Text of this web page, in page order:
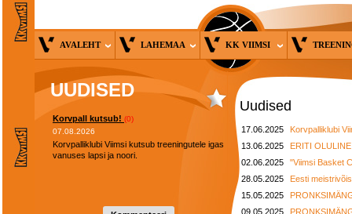
AVALEHT LAHEMAA KK VIIMSI
UUDISED
Korvpall kutsub! (0)
07.08.2026
Korvpalliklubi Viimsi kutsub treeningutele igas
vanuses lapsi ja noori.
Uudised
17.06.2025
Korvpalliklubi
13.06.2025
ERITI
02.06.2025
"Viimsi Basket
28.05.2025
Eesti
15.05.2025
09.05.2025